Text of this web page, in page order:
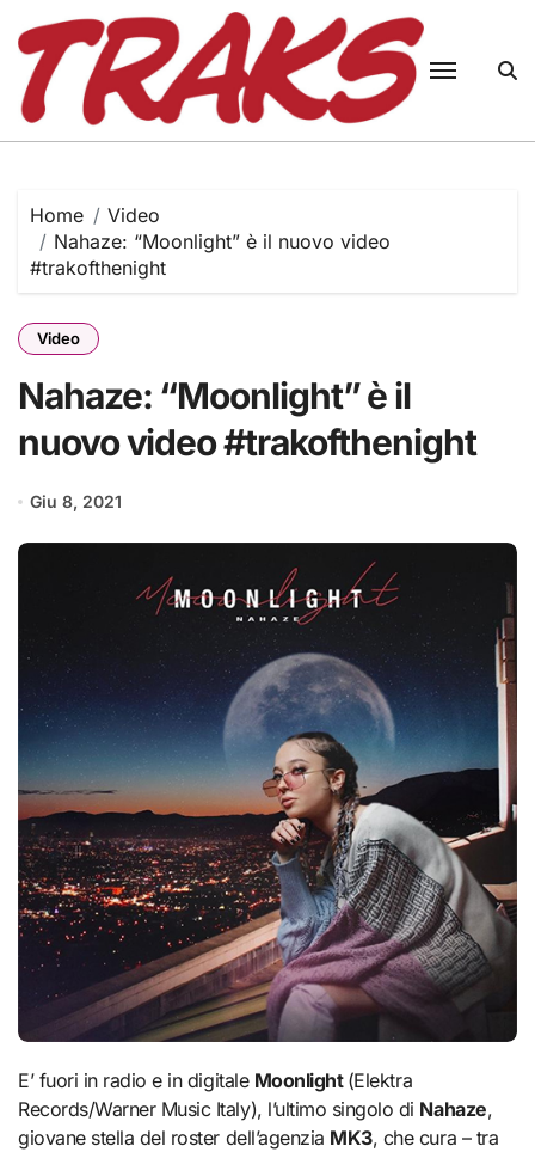
content
Home
Video
Nahaze: “Moonlight” è il nuovo video
#trakofthenight
Video
Nahaze: “Moonlight” è il
nuovo video #trakofthenight
Giu 8, 2021
E’ fuori in radio e in digitale Moonlight (Elektra
Records/Warner Music Italy), l’ultimo singolo di Nahaze,
giovane stella del roster dell’agenzia MK3, che cura – tra